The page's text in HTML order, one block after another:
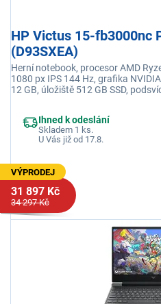
HP Victus 15-fb3000nc
(D93SXEA)
Herní notebook, procesor AMD
1080 px IPS 144 Hz, grafika
12 GB, úložiště 512 GB SSD,
Ihned k odeslání
Skladem 1 ks.
U Vás již od 17.8.
VÝPRODEJ
31 897 Kč
34 297 Kč